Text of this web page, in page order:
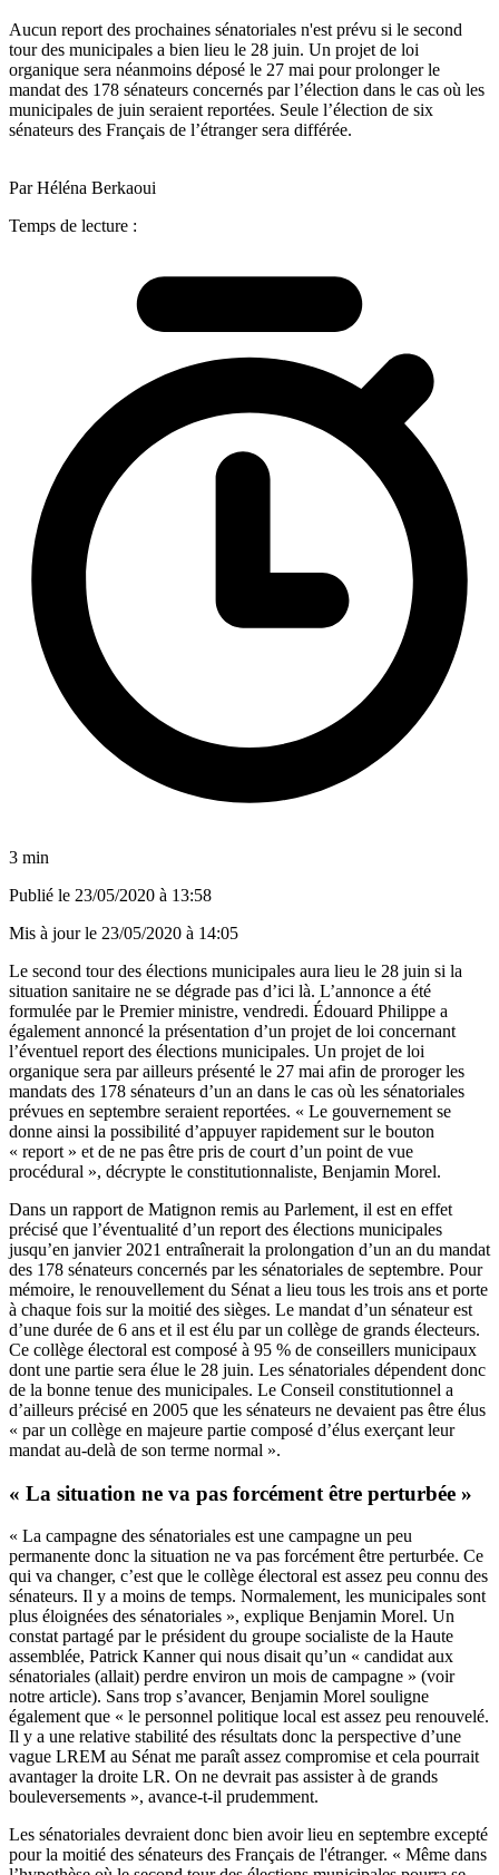
Aucun report des prochaines sénatoriales n'est prévu si le second
tour des municipales a bien lieu le 28 juin. Un projet de loi
organique sera néanmoins déposé le 27 mai pour prolonger le
mandat des 178 sénateurs concernés par l’élection dans le cas où les
municipales de juin seraient reportées. Seule l’élection de six
sénateurs des Français de l’étranger sera différée.
Par Héléna Berkaoui
Temps de lecture :
3 min
Publié le 23/05/2020 à 13:58
Mis à jour le 23/05/2020 à 14:05
Le second tour des élections municipales aura lieu le 28 juin si la
situation sanitaire ne se dégrade pas d’ici là. L’annonce a été
formulée par le Premier ministre, vendredi. Édouard Philippe a
également annoncé la présentation d’un projet de loi concernant
l’éventuel report des élections municipales. Un projet de loi
organique sera par ailleurs présenté le 27 mai afin de proroger les
mandats des 178 sénateurs d’un an dans le cas où les sénatoriales
prévues en septembre seraient reportées. « Le gouvernement se
donne ainsi la possibilité d’appuyer rapidement sur le bouton
« report » et de ne pas être pris de court d’un point de vue
procédural », décrypte le constitutionnaliste, Benjamin Morel.
Dans un rapport de Matignon remis au Parlement, il est en effet
précisé que l’éventualité d’un report des élections municipales
jusqu’en janvier 2021 entraînerait la prolongation d’un an du mandat
des 178 sénateurs concernés par les sénatoriales de septembre. Pour
mémoire, le renouvellement du Sénat a lieu tous les trois ans et porte
à chaque fois sur la moitié des sièges. Le mandat d’un sénateur est
d’une durée de 6 ans et il est élu par un collège de grands électeurs.
Ce collège électoral est composé à 95 % de conseillers municipaux
dont une partie sera élue le 28 juin. Les sénatoriales dépendent donc
de la bonne tenue des municipales. Le Conseil constitutionnel a
d’ailleurs précisé en 2005 que les sénateurs ne devaient pas être élus
« par un collège en majeure partie composé d’élus exerçant leur
mandat au-delà de son terme normal ».
« La situation ne va pas forcément être perturbée »
« La campagne des sénatoriales est une campagne un peu
permanente donc la situation ne va pas forcément être perturbée. Ce
qui va changer, c’est que le collège électoral est assez peu connu des
sénateurs. Il y a moins de temps. Normalement, les municipales sont
plus éloignées des sénatoriales », explique Benjamin Morel. Un
constat partagé par le président du groupe socialiste de la Haute
assemblée, Patrick Kanner qui nous disait qu’un « candidat aux
sénatoriales (allait) perdre environ un mois de campagne » (voir
notre article). Sans trop s’avancer, Benjamin Morel souligne
également que « le personnel politique local est assez peu renouvelé.
Il y a une relative stabilité des résultats donc la perspective d’une
vague LREM au Sénat me paraît assez compromise et cela pourrait
avantager la droite LR. On ne devrait pas assister à de grands
bouleversements », avance-t-il prudemment.
Les sénatoriales devraient donc bien avoir lieu en septembre excepté
pour la moitié des sénateurs des Français de l'étranger. « Même dans